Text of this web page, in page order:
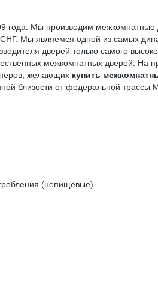
года. Мы производим
Мы являемся одной из самых
дверей только самого
межкомнатных дверей.
желающих купить
близости от федеральной
(непищевые)